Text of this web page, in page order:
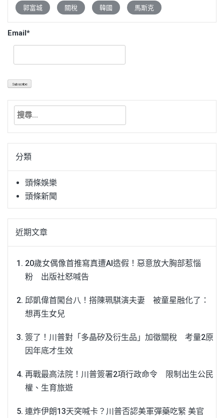
郭富城 關稅 韓國 馬斯克
Email*
搜
關
字:分類
頭條娛樂
頭條新聞
近期文章
20歲女偶像首推寫真遭AI造假！惡意放大胸部惹惱
粉 出版社怒喊告
邱凱偉首闖台八！搭陳珮騏演夫妻 被童星融化了：
想再生女兒
簽了！川普對「多晶矽及衍生品」加徵關稅 考量2原
因年底才生效
再戰最高法院！川普簽署2項行政命令 限制出生公民
權、生育旅遊
連炸伊朗13天突喊卡？川普否認美軍彈藥吃緊 美官